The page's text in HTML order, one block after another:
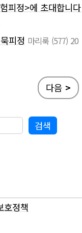
피정>에 초대합니다
피정 마리룩 (577) 20
다음 >
호정책